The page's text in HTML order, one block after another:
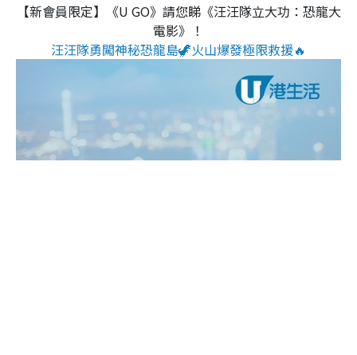
【新會員限定】《U GO》請您睇《汪汪隊立大功：恐龍大
電影》！
汪汪隊勇闖神秘恐龍島🦖火山爆發極限救援🔥